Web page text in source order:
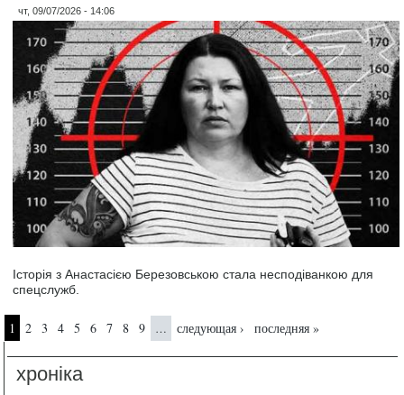
чт, 09/07/2026 - 14:06
Історія з Анастасією Березовською стала несподіванкою для
спецслужб.
Страницы
1 2 3 4 5 6 7 8 9 … следующая › последняя »
хроніка